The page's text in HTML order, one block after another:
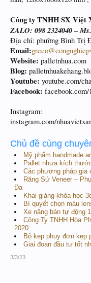
Công ty TNHH SX Việt
ZALO: 098 2324040 –
Địa chỉ: phường Bình Trị
Email:
Website: palletnhua.com
Blog:
Youtube: youtube.com/
Facebook: facebook.com/
Instagram:
instagram.com/
Chủ đề cùng
Mỹ phẩm handmade
Pallet nhựa kích
Các phương pháp gia
Răng Sứ Veneer –
Đa
Khai giảng khóa học
Bí quyết chọn màu
Xe nâng bán tự động
Công Ty TNHH Hòa
2020
Bộ kẹp phuy đơn kẹp
Giai đoạn đầu tư tốt
3/3/23